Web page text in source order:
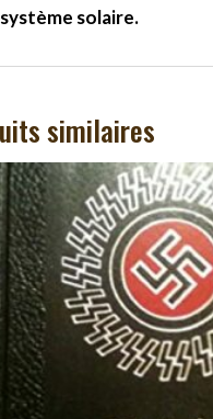
solaire.
similaires